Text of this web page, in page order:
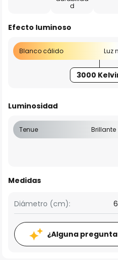
d
Efecto luminoso
Blanco cálido Luz
3000
Luminosidad
Tenue Brillante
Medidas
Diámetro (cm): 6
¿Alguna